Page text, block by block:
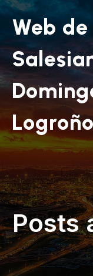
Web
Posts